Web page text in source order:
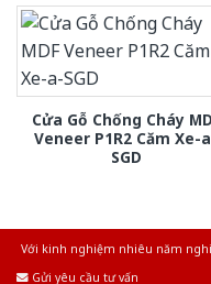
Cửa Gỗ Chống Cháy
Veneer P1R2 Căm Xe-
SGD
Với kinh nghiệm nhiêu năm
Gửi yêu cầu tư vấn